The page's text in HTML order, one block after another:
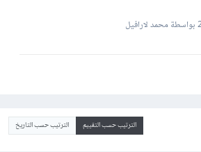
بواسطة محمد لارافيل
الترتيب حسب التقييم الترتيب حسب التاريخ